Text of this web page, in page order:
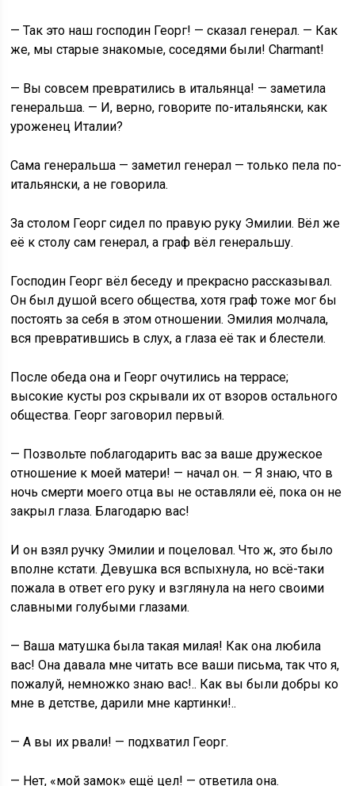
— Так это наш господин Георг! — сказал генерал. — Как
же, мы старые знакомые, соседями были! Charmant!
— Вы совсем превратились в итальянца! — заметила
генеральша. — И, верно, говорите по-итальянски, как
уроженец Италии?
Сама генеральша — заметил генерал — только пела по-
итальянски, а не говорила.
За столом Георг сидел по правую руку Эмилии. Вёл же
её к столу сам генерал, а граф вёл генеральшу.
Господин Георг вёл беседу и прекрасно рассказывал.
Он был душой всего общества, хотя граф тоже мог бы
постоять за себя в этом отношении. Эмилия молчала,
вся превратившись в слух, а глаза её так и блестели.
После обеда она и Георг очутились на террасе;
высокие кусты роз скрывали их от взоров остального
общества. Георг заговорил первый.
— Позвольте поблагодарить вас за ваше дружеское
отношение к моей матери! — начал он. — Я знаю, что в
ночь смерти моего отца вы не оставляли её, пока он не
закрыл глаза. Благодарю вас!
И он взял ручку Эмилии и поцеловал. Что ж, это было
вполне кстати. Девушка вся вспыхнула, но всё-таки
пожала в ответ его руку и взглянула на него своими
славными голубыми глазами.
— Ваша матушка была такая милая! Как она любила
вас! Она давала мне читать все ваши письма, так что я,
пожалуй, немножко знаю вас!.. Как вы были добры ко
мне в детстве, дарили мне картинки!..
— А вы их рвали! — подхватил Георг.
— Нет, «мой замок» ещё цел! — ответила она.